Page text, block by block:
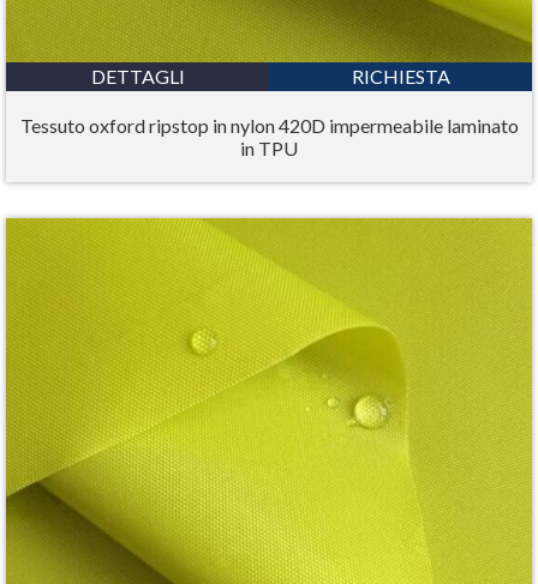
DETTAGLI RICHIESTA
Tessuto oxford ripstop in nylon 420D impermeabile laminato
in TPU